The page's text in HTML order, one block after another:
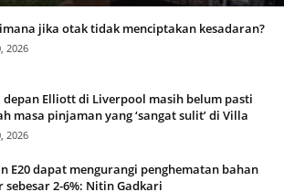
jika otak tidak menciptakan kesadaran?
2026
depan Elliott di Liverpool masih belum pasti
masa pinjaman yang ‘sangat sulit’ di Villa
2026
E20 dapat mengurangi penghematan bahan
sebesar 2-6%: Nitin Gadkari